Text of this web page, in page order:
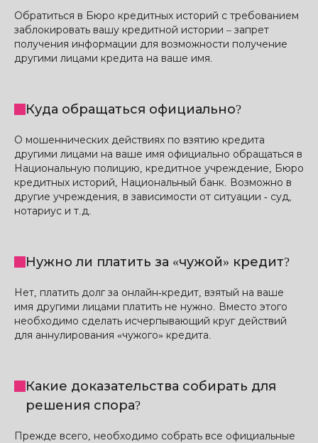
Обратиться в Бюро кредитных историй с требованием
заблокировать вашу кредитной истории – запрет
получения информации для возможности получение
другими лицами кредита на ваше имя.
Куда обращаться официально?
О мошеннических действиях по взятию кредита
другими лицами на ваше имя официально обращаться в
Национальную полицию, кредитное учреждение, Бюро
кредитных историй, Национальный банк. Возможно в
другие учреждения, в зависимости от ситуации - суд,
нотариус и т.д.
Нужно ли платить за «чужой» кредит?
Нет, платить долг за онлайн-кредит, взятый на ваше
имя другими лицами платить не нужно. Вместо этого
необходимо сделать исчерпывающий круг действий
для аннулирования «чужого» кредита.
Какие доказательства собирать для
решения спора?
Прежде всего, необходимо собрать все официальные